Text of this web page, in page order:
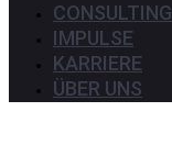
CONSULTING
IMPULSE
KARRIERE
ÜBER UNS